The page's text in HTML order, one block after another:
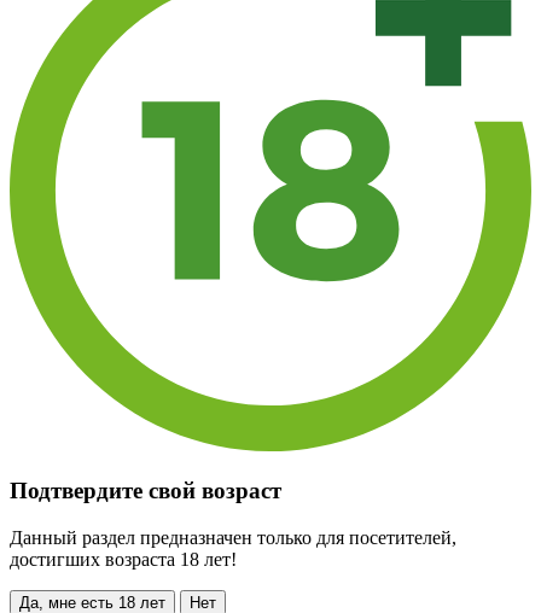
Подтвердите свой возраст
Данный раздел предназначен только для посетителей,
достигших возраста 18 лет!
Да, мне есть 18 лет Нет